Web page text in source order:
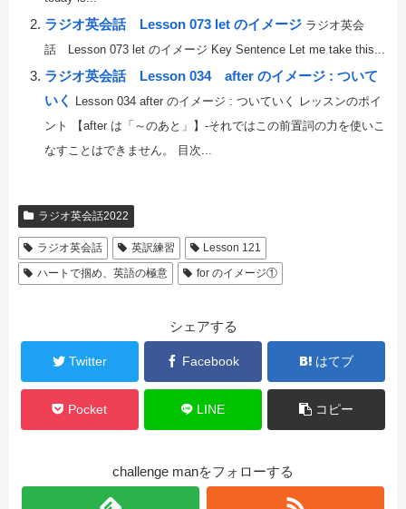
ラジオ英会話 Lesson 073 let のイメージ ラジオ英会
話 Lesson 073 let のイメージ Key Sentence Let me take this...
ラジオ英会話 Lesson 034 after のイメージ : ついて
いく
Lesson 034 after のイメージ : ついていく レッスンのポイ
ント 【after は「～のあと」】-それではこの前置詞の力を使いこ
なすことはできません。 目次...
ラジオ英会話2022
ラジオ英会話 英訳練習
Lesson 121
ハートで掴め、英語の極意
for のイメージ①
シェアする
Twitter Facebook はてブ
Pocket LINE コピー
challenge manをフォローする